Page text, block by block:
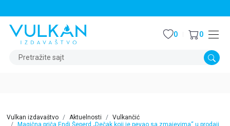
Pretražite sajt
0 0
Vulkan izdavaštvo Aktuelnosti
Vulkančić